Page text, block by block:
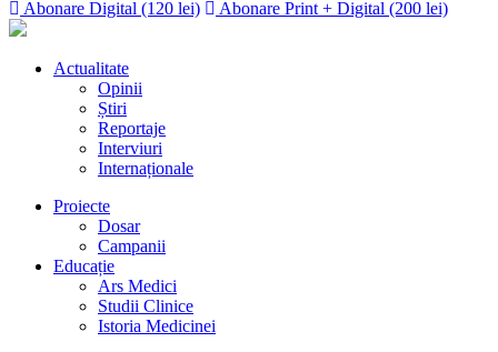
Abonare Digital (120 lei)
Abonare Print + Digital (200 lei)
Actualitate
Opinii
Știri
Reportaje
Interviuri
Internaționale
Proiecte
Dosar
Campanii
Educație
Ars Medici
Studii Clinice
Istoria Medicinei